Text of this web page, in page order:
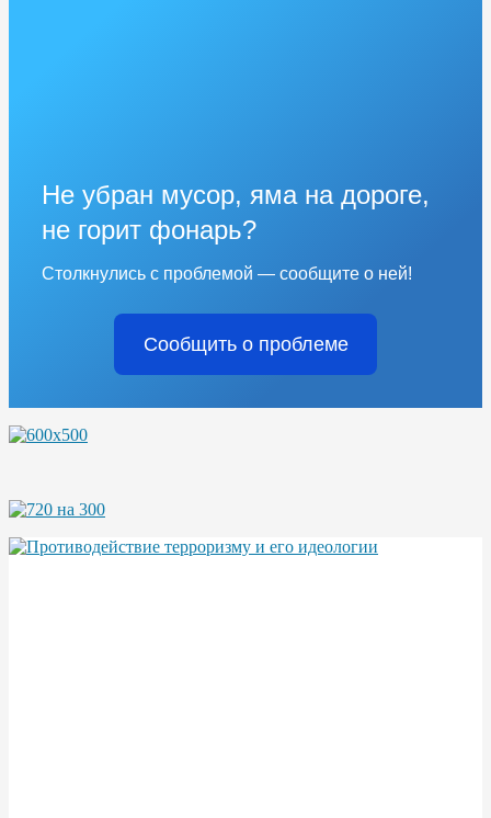
Не убран мусор, яма на дороге,
не горит фонарь?
Столкнулись с проблемой — сообщите о ней!
Сообщить о проблеме